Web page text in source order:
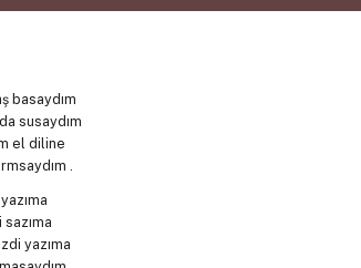
basaydım
susaydım
el diline
.
yazıma